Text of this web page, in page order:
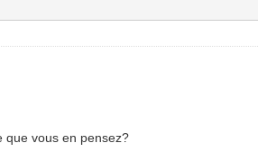
que vous en pensez?